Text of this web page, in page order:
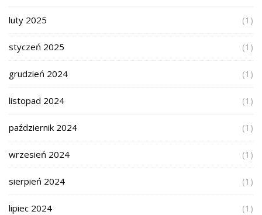
luty 2025 (1)
styczeń 2025 (1)
grudzień 2024 (1)
listopad 2024 (1)
październik 2024 (1)
wrzesień 2024 (1)
sierpień 2024 (1)
lipiec 2024 (1)